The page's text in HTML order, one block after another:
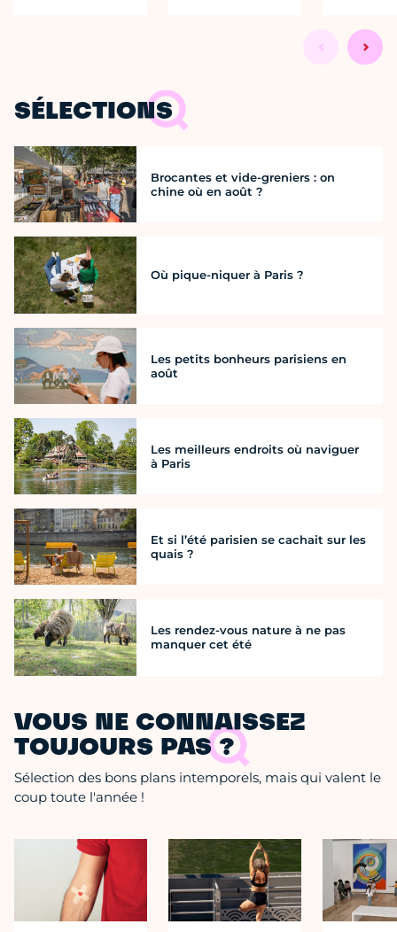
SÉLECTIONS
Brocantes et vide-greniers : on
chine où en août ?
Où pique-niquer à Paris ?
Les petits bonheurs parisiens en
août
Les meilleurs endroits où naviguer
à Paris
Et si l’été parisien se cachait sur les
quais ?
Les rendez-vous nature à ne pas
manquer cet été
VOUS NE CONNAISSEZ
TOUJOURS PAS ?
Sélection des bons plans intemporels, mais qui valent le
coup toute l'année !